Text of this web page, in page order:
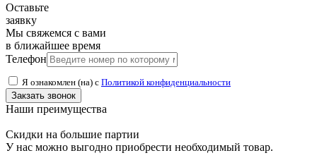
Оставьте
заявку
Мы свяжемся с вами
в ближайшее время
Телефон
Я ознакомлен (на) с Политикой конфиденциальности
Наши преимущества
Скидки на большие партии
У нас можно выгодно приобрести необходимый товар.